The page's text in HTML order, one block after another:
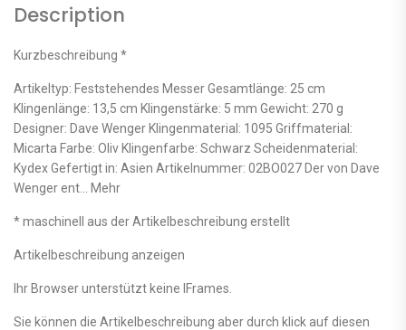
Description
Kurzbeschreibung *
Artikeltyp: Feststehendes Messer Gesamtlänge: 25 cm
Klingenlänge: 13,5 cm Klingenstärke: 5 mm Gewicht: 270 g
Designer: Dave Wenger Klingenmaterial: 1095 Griffmaterial:
Micarta Farbe: Oliv Klingenfarbe: Schwarz Scheidenmaterial:
Kydex Gefertigt in: Asien Artikelnummer: 02BO027 Der von Dave
Wenger ent… Mehr
* maschinell aus der Artikelbeschreibung erstellt
Artikelbeschreibung anzeigen
Ihr Browser unterstützt keine IFrames.
Sie können die Artikelbeschreibung aber durch klick auf diesen